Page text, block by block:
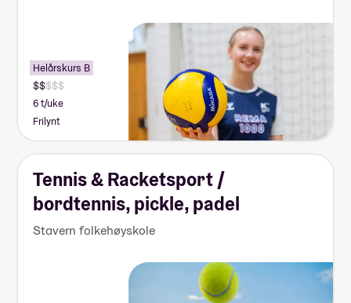
Helårskurs B
6 t/uke
Frilynt
Tennis & Racketsport /
bordtennis, pickle, padel
Stavern folkehøyskole